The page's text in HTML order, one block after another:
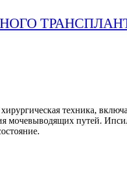
хирургическая техника,
мочевыводящих путей.